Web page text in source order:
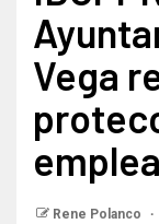
Vega
Rene Polanco